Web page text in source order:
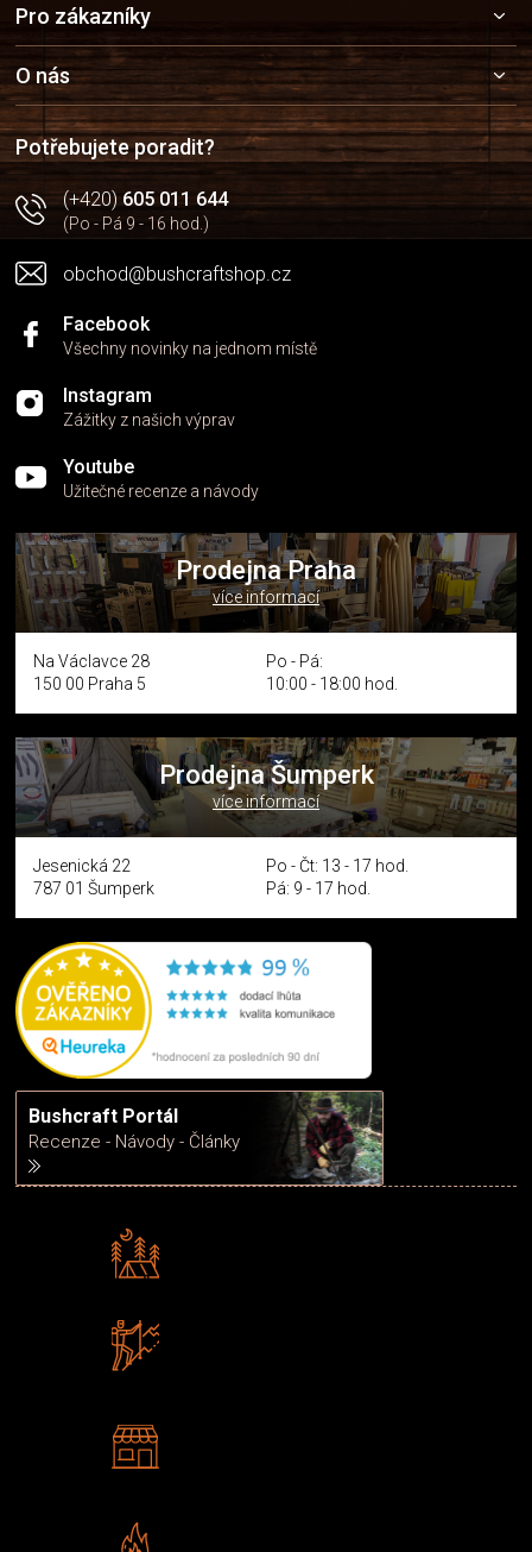
a
t
í
Pro zákazníky
O nás
Potřebujete poradit?
(+420)605 011 644
(Po - Pá 9 - 16 hod.)
obchod@bushcraftshop.cz
Facebook
Všechny novinky na jednom místě
Instagram
Zážitky z našich výprav
Youtube
Užitečné recenze a návody
Prodejna Praha
více informací
Na Václavce 28
150 00 Praha 5
Po - Pá:
10:00 - 18:00 hod.
Prodejna Šumperk
více informací
Jesenická 22
787 01 Šumperk
Po - Čt: 13 - 17 hod.
Pá: 9 - 17 hod.
Bushcraft Portál
Recenze - Návody - Články